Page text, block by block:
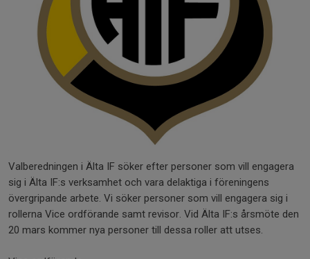
Valberedningen i Älta IF söker efter personer som vill engagera
sig i Älta IF:s verksamhet och vara delaktiga i föreningens
övergripande arbete. Vi söker personer som vill engagera sig i
rollerna Vice ordförande samt revisor. Vid Älta IF:s årsmöte den
20 mars kommer nya personer till dessa roller att utses.